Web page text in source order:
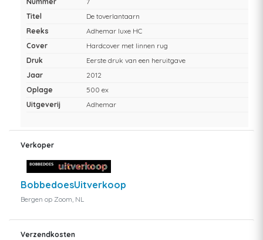
Titel
De toverlantaarn
Reeks
Adhemar luxe HC
Cover
Hardcover met linnen rug
Druk
Eerste druk van een heruitgave
Jaar
2012
Oplage
500 ex
Uitgeverij
Adhemar
Verkoper
BobbedoesUitverkoop
Bergen op Zoom, NL
Verzendkosten